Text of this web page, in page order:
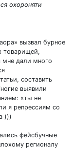
охороняти
вызвал бурное
товарищей,
мне дали много
составить
выявили
«ты не
я репрессиям со
)))
фейсбучные
регионалу